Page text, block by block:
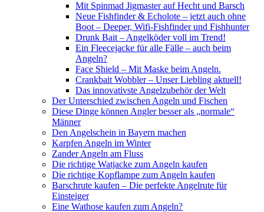
Mit Spinmad Jigmaster auf Hecht und Barsch
Neue Fishfinder & Echolote – jetzt auch ohne
Boot – Deeper, Wifi-Fishfinder und Fishhunter
Drunk Bait – Angelköder voll im Trend!
Ein Fleecejacke für alle Fälle – auch beim
Angeln?
Face Shield – Mit Maske beim Angeln.
Crankbait Wobbler – Unser Liebling aktuell!
Das innovativste Angelzubehör der Welt
Der Unterschied zwischen Angeln und Fischen
Diese Dinge können Angler besser als „normale“
Männer
Den Angelschein in Bayern machen
Karpfen Angeln im Winter
Zander Angeln am Fluss
Die richtige Watjacke zum Angeln kaufen
Die richtige Kopflampe zum Angeln kaufen
Barschrute kaufen – Die perfekte Angelrute für
Einsteiger
Eine Wathose kaufen zum Angeln?